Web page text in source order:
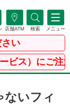
店舗ATM 検索 メニュー
い
ないフィ